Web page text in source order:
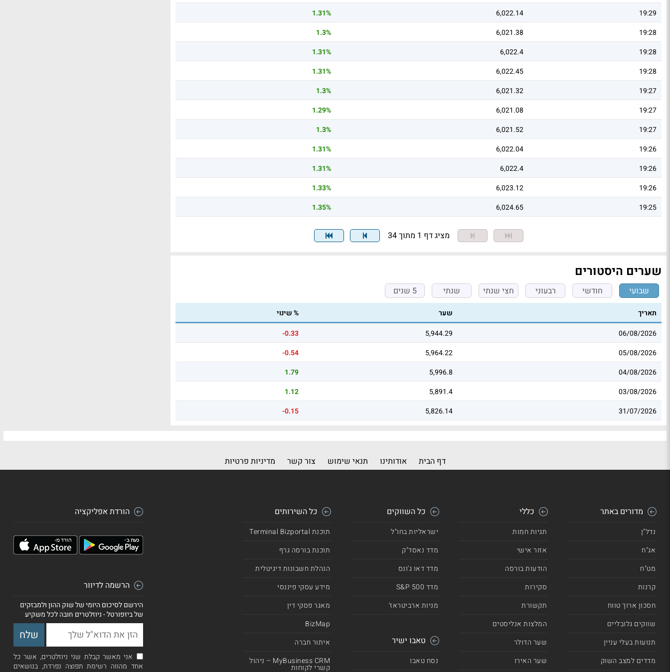
19:29
6,022.14
1.31%
19:28
6,021.38
1.3%
19:28
6,022.4
1.31%
19:28
6,022.45
1.31%
19:27
6,021.32
1.3%
19:27
6,021.08
1.29%
19:27
6,021.52
1.3%
19:26
6,022.04
1.31%
19:26
6,022.4
1.31%
19:26
6,023.12
1.33%
19:25
6,024.65
1.35%
מציג דף 1 מתוך 34
שערים היסטורים
שבועי חודשי רבעוני חצי שנתי שנתי 5 שנים
תאריך שער
% שינוי
06/08/2026
5,944.29
-0.33
05/08/2026
5,964.22
-0.54
04/08/2026
5,996.8
1.79
03/08/2026
5,891.4
1.12
31/07/2026
5,826.14
-0.15
דף הבית אודותינו תנאי שימוש צור קשר מדיניות פרטיות
מדורים באתר
נדל"ן
אג"ח
מט"ח
קרנות
חסכון ארוך טווח
שווקים גלובליים
תנועות בעלי עניין
מדדים למצב השוק
כללי
תגיות חמות
אזור אישי
הודעות בורסה
סקירות
תקשורת
המלצות אנליסטים
שער הדולר
שער האירו
כל השווקים
ישראליות בחו"ל
מדד נאסד"ק
מדד דאו ג'ונס
מדד 500 S&P
מניות ארביטראז'
טאבו ישיר
נסח טאבו
כל השירותים
תוכנת Terminal Bizportal
תוכנת בורסה גרף
הנהלת חשבונות דיגיטלית
מידע עסקי פיננסי
מאגר פסקי דין
BizMap
איתור חברה
MyBusiness CRM – ניהול
קשרי לקוחות
הורדת אפליקציה
הרשמה לדיוור
הירשם לסיכום היומי של שוק ההון ולמבזקים
של ביזפורטל - ניוזלטרים חובה לכל משקיע
אני מאשר קבלת שני ניוזלטרים, אשר כל
אחד מהווה רשימת תפוצה נפרדת, בנושאים